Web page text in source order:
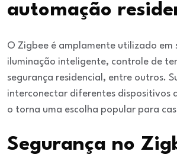
automação
O Zigbee é amplamente utilizado em
iluminação inteligente, controle de
segurança residencial, entre outros.
interconectar diferentes dispositivos
o torna uma escolha popular para
Segurança no